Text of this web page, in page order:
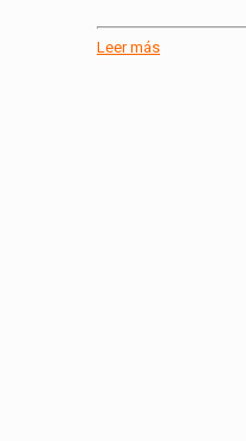
Leer más